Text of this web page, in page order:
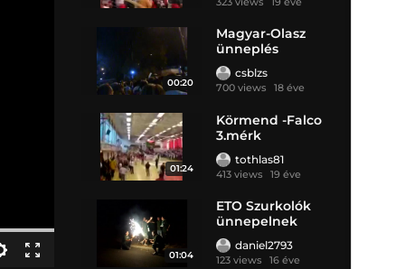
00:20
Magyar-Olasz
ünneplés
csblzs
700 views 18 éve
01:24
Körmend -Falco
3.mérk
ünneplés
tothlas81
413 views 19 éve
01:04
ETO Szurkolók
ünnepelnek
daniel2793
123 views 16 éve